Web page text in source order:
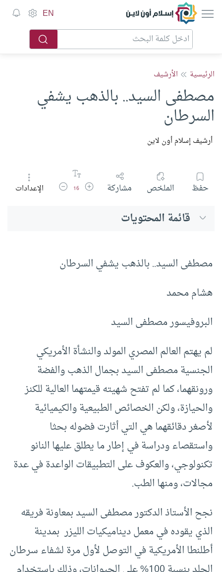
إسلام أون لاين EN
الرئيسية الأرشيف
مصطفى السيد.. بالذهب يشفي
السرطان
أرشيف إسلام أون لاين
حفظ الملخص مشاركة زيادة حجم الخط
16 تقليل حجم الخط
الإعدادات
قائمة المحتويات
مصطفى السيد.. بالذهب يشفي السرطان
هشام محمد
البروفيسور مصطفى السيد
لم يهتم العالم المصري المولد والنشأة الأمريكي
الجنسية مصطفى السيد بجمال الذهب والفضة
ورونقهما، كما لم تفتح شهيته قيمتهما العالية للكنز
والحيازة، ولكن الخصائص الطبيعية والكيميائية
لأصغر دقائقهما هي التي أثارت فضوله بحثا
واستقصاء ودراسة في إطار ما يطلق عليها النانو
تكنولوجي، والعكوف على التطبيقات الواعدة في عدة
مجالات، ومنها الطب.
نجح الأستاذ الدكتور مصطفى السيد بمعاونة فريقه
الذي يقوده في معمل ديناميكيات الليزر بمدينة
أطلنطا الأمريكية في التوصل لأول مرة لشفاء سرطان